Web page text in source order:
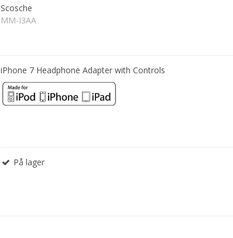
Scosche
MM-I3AA
iPhone 7 Headphone Adapter with Controls
På lager